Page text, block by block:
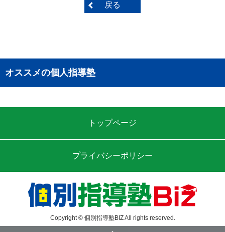
戻る
オススメの個人指導塾
トップページ
プライバシーポリシー
Copyright © 個別指導塾BIZ All rights reserved.